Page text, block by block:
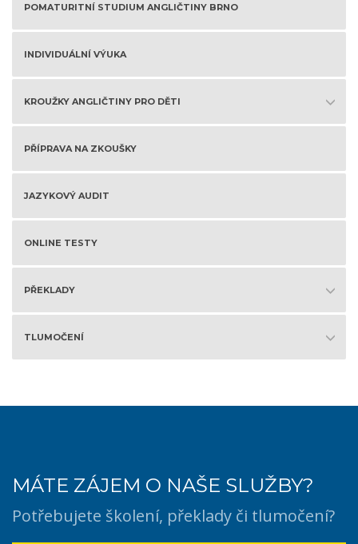
POMATURITNÍ STUDIUM ANGLIČTINY BRNO
INDIVIDUÁLNÍ VÝUKA
KROUŽKY ANGLIČTINY PRO DĚTI
PŘÍPRAVA NA ZKOUŠKY
JAZYKOVÝ AUDIT
ONLINE TESTY
PŘEKLADY
TLUMOČENÍ
MÁTE ZÁJEM O NAŠE SLUŽBY?
Potřebujete školení, překlady či tlumočení?